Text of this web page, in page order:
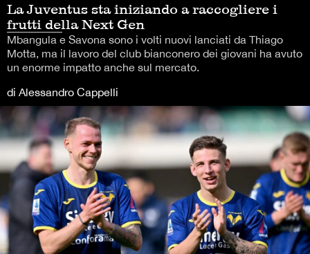
La Juventus sta iniziando a raccogliere i
frutti della Next Gen
Mbangula e Savona sono i volti nuovi lanciati da Thiago
Motta, ma il lavoro del club bianconero dei giovani ha avuto
un enorme impatto anche sul mercato.
di Alessandro Cappelli